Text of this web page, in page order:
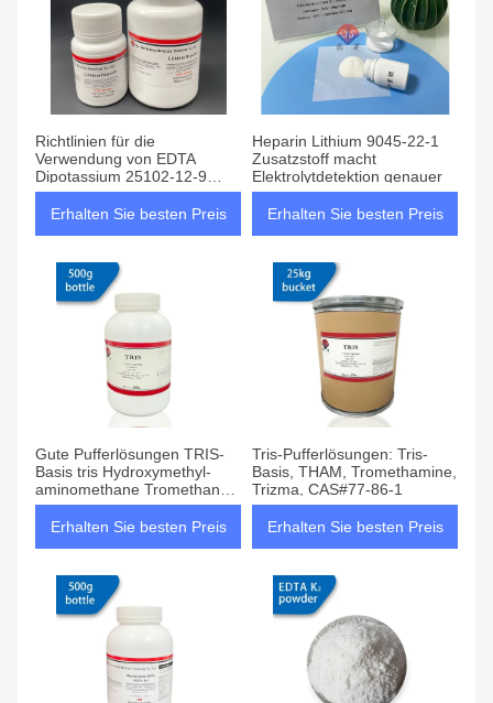
Richtlinien für die
Verwendung von EDTA
Dipotassium 25102-12-9
Antikoagulanzröhren:
Schlüsselpunkte zur
Erhalten Sie besten Preis
Heparin Lithium 9045-22-1
Zusatzstoff macht
Elektrolytdetektion genauer
Erhalten Sie besten Preis
Gute Pufferlösungen TRIS-
Basis tris Hydroxymethyl-
aminomethane Tromethane
CAS# 77-86-1
Erhalten Sie besten Preis
Tris-Pufferlösungen: Tris-
Basis, THAM, Tromethamine,
Trizma, CAS#77-86-1
Erhalten Sie besten Preis